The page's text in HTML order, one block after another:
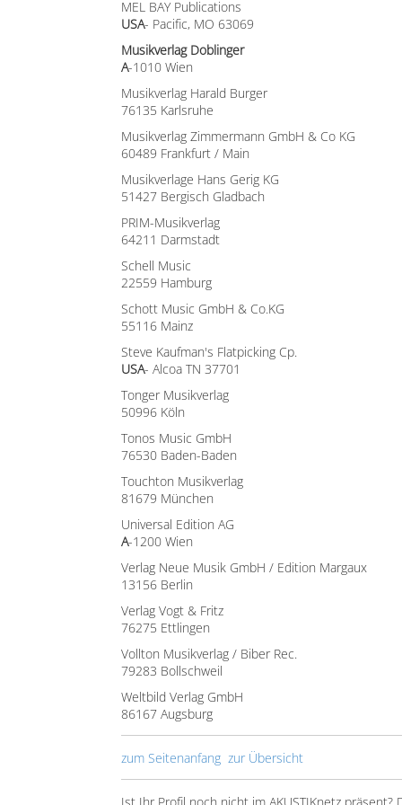
MEL BAY Publications
USA- Pacific, MO 63069
Musikverlag Doblinger
A-1010 Wien
Musikverlag Harald Burger
76135 Karlsruhe
Musikverlag Zimmermann GmbH & Co KG
60489 Frankfurt / Main
Musikverlage Hans Gerig KG
51427 Bergisch Gladbach
PRIM-Musikverlag
64211 Darmstadt
Schell Music
22559 Hamburg
Schott Music GmbH & Co.KG
55116 Mainz
Steve Kaufman's Flatpicking Cp.
USA- Alcoa TN 37701
Tonger Musikverlag
50996 Köln
Tonos Music GmbH
76530 Baden-Baden
Touchton Musikverlag
81679 München
Universal Edition AG
A-1200 Wien
Verlag Neue Musik GmbH / Edition Margaux
13156 Berlin
Verlag Vogt & Fritz
76275 Ettlingen
Vollton Musikverlag / Biber Rec.
79283 Bollschweil
Weltbild Verlag GmbH
86167 Augsburg
zum Seitenanfang zur Übersicht